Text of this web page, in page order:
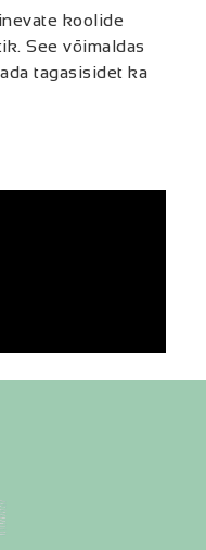
koolide
See võimaldas
tagasisidet ka